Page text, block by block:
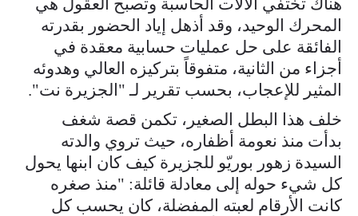
المحرك الوحيد، وقد أذهل إياد الحضور بقدرته
الفائقة على حل عمليات حسابية معقدة في
أجزاء من الثانية، متفوقاً بتركيزه العالي وهدوئه
المثير للإعجاب، بحسب تقرير لـ "الجزيرة نت".
خلف هذا البطل الصغير، تكمن قصة شغف
بدأت منذ نعومة أظفاره، حيث تروي والدته
السيدة زهور بوريّو للجزيرة كيف كان ابنها يحول
كل شيء حوله إلى معادلة قائلة: "منذ صغره
كانت الأرقام لعبته المفضلة، كان يحسب كل